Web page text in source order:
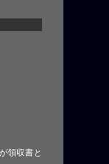
領収書と